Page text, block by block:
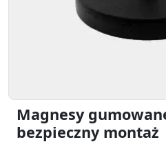
Magnesy
bezpieczny montaż